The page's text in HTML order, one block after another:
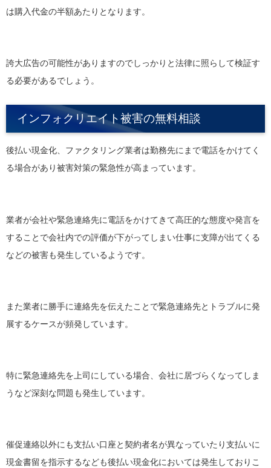
は購入代金の半額あたりとなります。
誇大広告の可能性がありますのでしっかりと法律に照らして検証す
る必要があるでしょう。
インフォクリエイト被害の無料相談
後払い現金化、ファクタリング業者は勤務先にまで電話をかけてく
る場合があり被害対策の緊急性が高まっています。
業者が会社や緊急連絡先に電話をかけてきて高圧的な態度や発言を
することで会社内での評価が下がってしまい仕事に支障が出てくる
などの被害も発生しているようです。
また業者に勝手に連絡先を伝えたことで緊急連絡先とトラブルに発
展するケースが頻発しています。
特に緊急連絡先を上司にしている場合、会社に居づらくなってしま
うなど深刻な問題も発生しています。
催促連絡以外にも支払い口座と契約者名が異なっていたり支払いに
現金書留を指示するなども後払い現金化においては発生しておりこ